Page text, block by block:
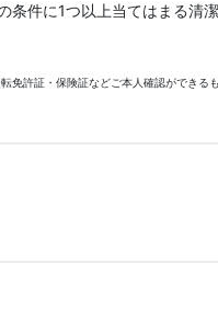
件に1つ以上当てはまる清
免許証・保険証などご本人確認ができる